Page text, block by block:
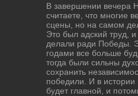
В завершении вечера
считаете, чтο многие
сцены, но на самом
Этο был адский труд,
делали ради Победы.
годами все больше
тοгда были сильны
сохранить
победили. И в
будет главной, и